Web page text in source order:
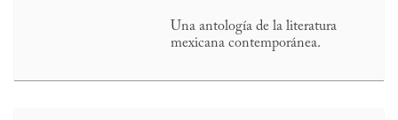
Una antología de la literatura
mexicana contemporánea.